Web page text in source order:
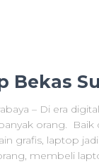
Bekas
– Di era
orang. Baik
grafis, laptop
membeli